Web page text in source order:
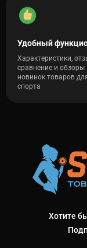
Удобный
Характеристики,
сравнение и обзоры
новинок товаров
спорта
Хотите